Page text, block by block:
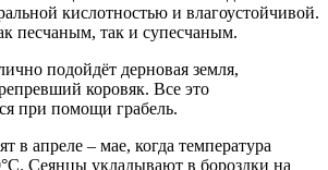
кислотностью и влагоустойчивой.
песчаным, так и супесчаным.
подойдёт дерновая земля,
коровяк. Все это
при помощи грабель.
в апреле – мае, когда температура
Сеянцы укладывают в бороздки на